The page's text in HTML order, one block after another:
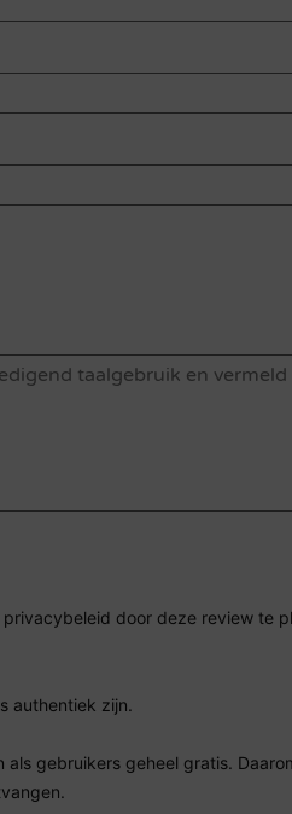
door deze review te
authentiek zijn.
gebruikers geheel gratis.